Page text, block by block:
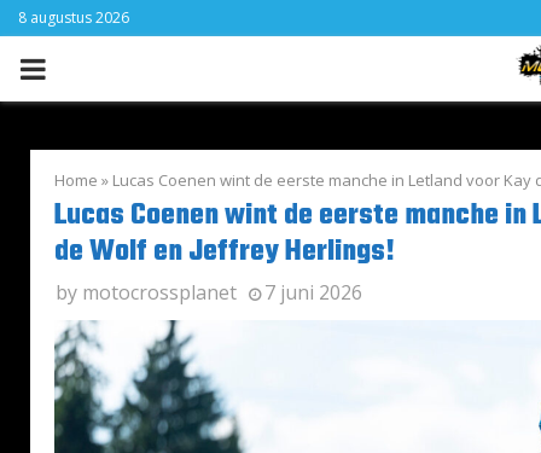
8 augustus 2026
PRIMARY
Home » Lucas Coenen wint de eerste manche in Letland voor Kay
Lucas Coenen wint de eerste manche in
de Wolf en Jeffrey Herlings!
by motocrossplanet 7 juni 2026